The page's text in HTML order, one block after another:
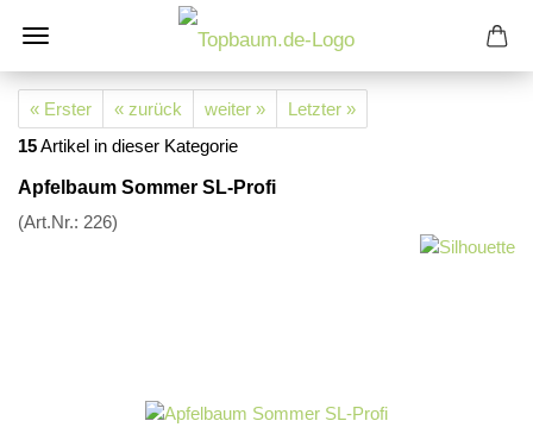
« Erster « zurück weiter »
Letzter »
15Artikel in dieser Kategorie
Apfelbaum Sommer SL-Profi
(Art.Nr.: 226)